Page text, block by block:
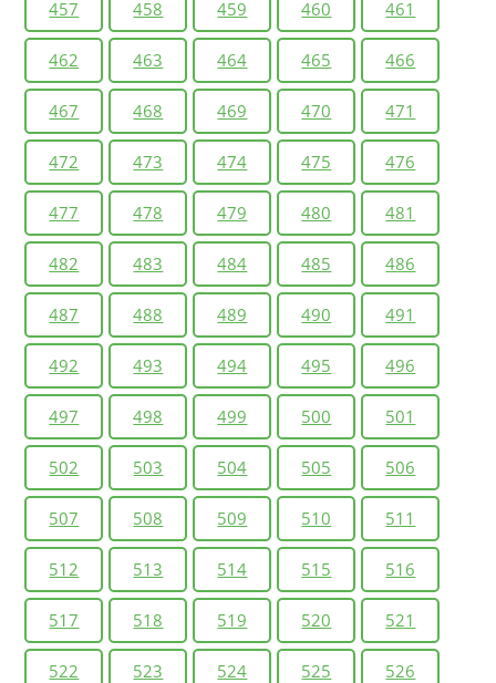
457 458 459 460 461
462 463 464 465 466
467 468 469 470 471
472 473 474 475 476
477 478 479 480 481
482 483 484 485 486
487 488 489 490 491
492 493 494 495 496
497 498 499 500 501
502 503 504 505 506
507 508 509 510 511
512 513 514 515 516
517 518 519 520 521
522 523 524 525 526